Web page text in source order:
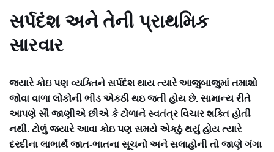
સર્પદંશ અને તેની પ્રાથમિક
સારવાર
જ્યારે કોઇ પણ વ્યક્તિને સર્પદંશ થાય ત્યારે આજુબાજુમાં તમાશો
જોવા વાળા લોકોની ભીડ એકઠી થઇ જતી હોય છે. સામાન્ય રીતે
આપણે સૌ જાણીએ છીએ કે ટોળાને સ્વતંત્ર વિચાર શક્તિ હોતી
નથી. ટોળું જ્યારે આવા કોઇ પણ સમયે એકઠું થયું હોય ત્યારે
દરદીના લાભાર્થે જાત-ભાતના સૂચનો અને સલાહોની તો જાણે ગંગા